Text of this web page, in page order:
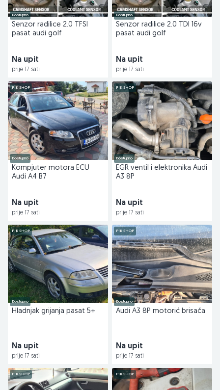
Dostupno
Senzor radilice 2.0 TFSI
pasat audi golf
Na upit
prije 17 sati
Dostupno
Senzor radilice 2.0 TDI 16v
pasat audi golf
Na upit
prije 17 sati
PIK SHOP
Dostupno
Kompjuter motora ECU
Audi A4 B7
Na upit
prije 17 sati
PIK SHOP
Dostupno
EGR ventil i elektronika Audi
A3 8P
Na upit
prije 17 sati
PIK SHOP
Dostupno
Hladnjak grijanja pasat 5+
Na upit
prije 17 sati
PIK SHOP
Dostupno
Audi A3 8P motorić brisača
Na upit
prije 17 sati
PIK SHOP PIK SHOP